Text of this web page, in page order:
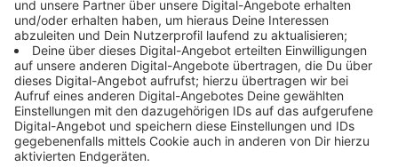
Handwerk zu einer zukunftsfähigen, klimaneutralen
Wirtschaft und zum gesellschaftlichen Zusammenhalt
beitragen.
Anzeige
Die Landessieger aus dem Westmünsterland